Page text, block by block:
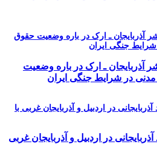
آذربایجان ـ ارک در باره وضعیت
در شرایط جنگی ایران
در اردبیل و آذربایجان غربی